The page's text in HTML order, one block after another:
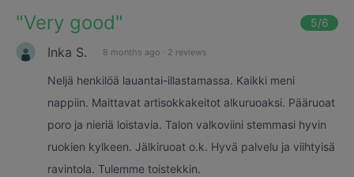
"Very good" 5/6
Inka S. 8 months ago · 2 reviews
Neljä henkilöä lauantai-illastamassa. Kaikki meni
nappiin. Maittavat artisokkakeitot alkuruoaksi. Pääruoat
poro ja nieriä loistavia. Talon valkoviini stemmasi hyvin
ruokien kylkeen. Jälkiruoat o.k. Hyvä palvelu ja viihtyisä
ravintola. Tulemme toistekkin.